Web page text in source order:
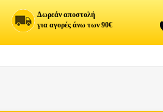
Δωρεάν αποστολή
για αγορές άνω των 90€